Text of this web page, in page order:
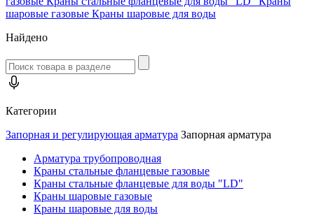
шаровые газовые Краны шаровые для воды
Найдено
Категории
Запорная и регулирующая арматура Запорная арматура
Арматура трубопроводная
Краны стальные фланцевые газовые
Краны стальные фланцевые для воды "LD"
Краны шаровые газовые
Краны шаровые для воды